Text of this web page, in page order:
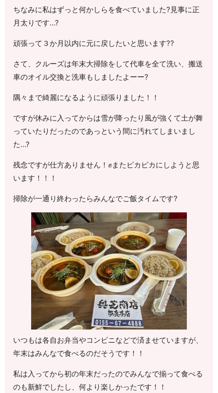
ちなみに私はずっと何かしらを食べていました?見事に正
月太りです…?
頑張って３か月以内に元に戻したいと思います??
さて、クルーズは年末大掃除をして代車を全て洗い、搬送
車のオイル交換と洗車もしましたよーー?
隅々まで綺麗になるように頑張りました！！
ですが休みに入ってからは雪が降ったり風が強くて土が舞
っていたりだったのであっという間に汚れてしまいまし
た…?
残念ですが仕方ありません！✊またピカピカにしようと思
います！！！
掃除が一通り終わったらみんなでご飯タイムです?
いつもは各自お弁当やコンビニなどで済ませていますが、
年末はみんなで食べるのだそうです！！
私は入ってから初の年末だったのでみんなで揃って食べる
のも新鮮でしたし、何より楽しかったです！！